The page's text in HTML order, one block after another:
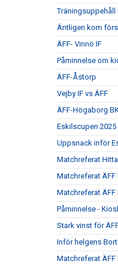
Träningsuppehåll
Äntligen kom
ÄFF- Vinnö IF
Påminnelse om
ÄFF-Åstorp
Vejby IF vs ÄFF
ÄFF-Högaborg
Eskilscupen
Uppsnack inför
Matchreferat
Matchreferat ÄFF
Matchreferat
Påminnelse -
Stark vinst för
Inför helgens
Matchreferat ÄFF